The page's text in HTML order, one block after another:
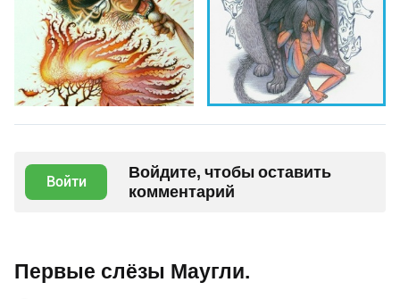
Войти
Войдите, чтобы оставить
комментарий
Первые слёзы Маугли.